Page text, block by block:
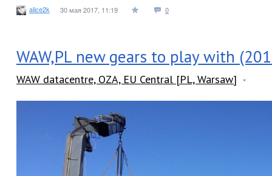
alice2k 30 мая 2017, 11:19 0
WAW,PL new gears to play with
WAW datacentre, OZA, EU Central [PL, Warsaw]